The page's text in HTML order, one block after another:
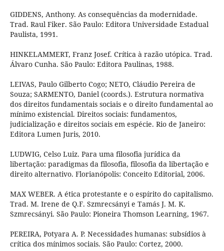
GIDDENS, Anthony. As consequências da modernidade.
Trad. Raul Fiker. São Paulo: Editora Universidade Estadual
Paulista, 1991.
HINKELAMMERT, Franz Josef. Crítica à razão utópica. Trad.
Álvaro Cunha. São Paulo: Editora Paulinas, 1988.
LEIVAS, Paulo Gilberto Cogo; NETO, Cláudio Pereira de
Souza; SARMENTO, Daniel (coords.). Estrutura normativa
dos direitos fundamentais sociais e o direito fundamental ao
mínimo existencial. Direitos sociais: fundamentos,
judicialização e direitos sociais em espécie. Rio de Janeiro:
Editora Lumen Juris, 2010.
LUDWIG, Celso Luiz. Para uma filosofia jurídica da
libertação: paradigmas da filosofia, filosofia da libertação e
direito alternativo. Florianópolis: Conceito Editorial, 2006.
MAX WEBER. A ética protestante e o espírito do capitalismo.
Trad. M. Irene de Q.F. Szmrecsányi e Tamás J. M. K.
Szmrecsányi. São Paulo: Pioneira Thomson Learning, 1967.
PEREIRA, Potyara A. P. Necessidades humanas: subsídios à
crítica dos mínimos sociais. São Paulo: Cortez, 2000.